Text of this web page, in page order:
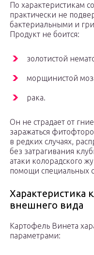
По характеристикам
практически не
бактериальными и
Продукт не боится:
золотистой
морщинистой
рака.
Он не страдает от
заражаться
в редких случаях,
без затрагивания
атаки колорадского
помощи специальных
Характеристика
внешнего вида
Картофель Винета
параметрами: